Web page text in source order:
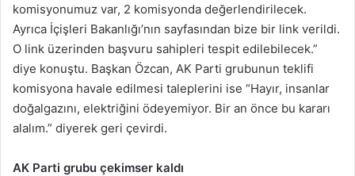
komisyonumuz var, 2 komisyonda değerlendirilecek.
Ayrıca İçişleri Bakanlığı’nın sayfasından bize bir link verildi.
O link üzerinden başvuru sahipleri tespit edilebilecek.”
diye konuştu. Başkan Özcan, AK Parti grubunun teklifi
komisyona havale edilmesi taleplerini ise “Hayır, insanlar
doğalgazını, elektriğini ödeyemiyor. Bir an önce bu kararı
alalım.” diyerek geri çevirdi.
AK Parti grubu çekimser kaldı